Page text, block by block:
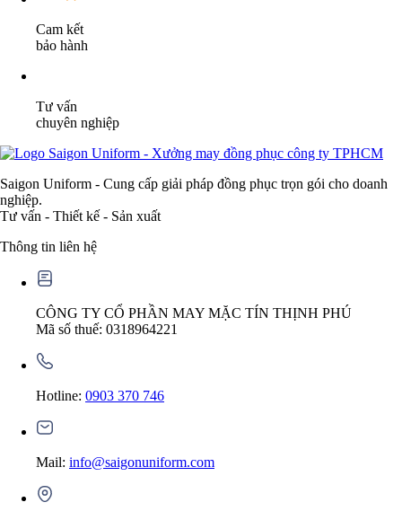
Cam kết
bảo hành
Tư vấn
chuyên nghiệp
Saigon Uniform - Cung cấp giải pháp đồng phục trọn gói cho doanh
nghiệp.
Tư vấn - Thiết kế - Sản xuất
Thông tin liên hệ
CÔNG TY CỔ PHẦN MAY MẶC TÍN THỊNH PHÚ
Mã số thuế: 0318964221
Hotline: 0903 370 746
Mail: info@saigonuniform.com